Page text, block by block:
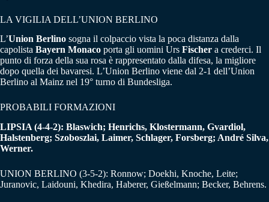
LA VIGILIA DELL’UNION BERLINO
L’Union Berlino sogna il colpaccio vista la poca distanza dalla
capolista Bayern Monaco porta gli uomini Urs Fischer a crederci. Il
punto di forza della sua rosa è rappresentato dalla difesa, la migliore
dopo quella dei bavaresi. L’Union Berlino viene dal 2-1 dell’Union
Berlino al Mainz nel 19° turno di Bundesliga.
PROBABILI FORMAZIONI
LIPSIA (4-4-2): Blaswich; Henrichs, Klostermann, Gvardiol,
Halstenberg; Szoboszlai, Laimer, Schlager, Forsberg; André Silva,
Werner.
UNION BERLINO (3-5-2): Ronnow; Doekhi, Knoche, Leite;
Juranovic, Laidouni, Khedira, Haberer, Gießelmann; Becker, Behrens.